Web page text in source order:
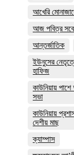
আখেরি
আজ পবিত্র সবে
আন্তর্জাতিক
ইউনুসের
হাফিজ
কাউনিয়ায়
সভা
কাউনিয়ায়
দেশীয় মাছ
ক্যাম্পাস